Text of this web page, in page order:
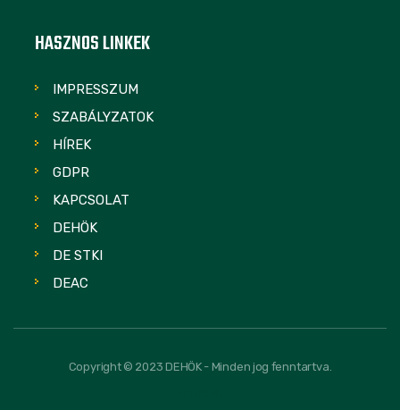
HASZNOS LINKEK
IMPRESSZUM
SZABÁLYZATOK
HÍREK
GDPR
KAPCSOLAT
DEHÖK
DE STKI
DEAC
Copyright © 2023 DEHÖK - Minden jog fenntartva.